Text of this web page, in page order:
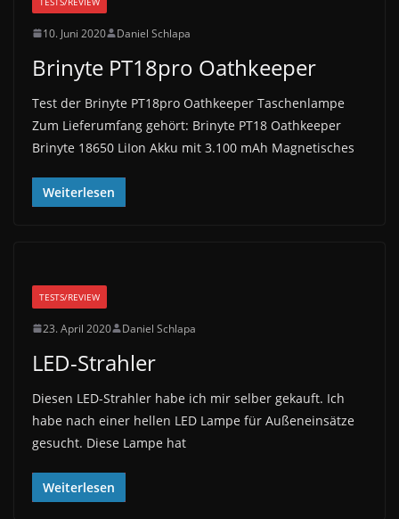
10. Juni 2020 Daniel Schlapa
Brinyte PT18pro Oathkeeper
Test der Brinyte PT18pro Oathkeeper Taschenlampe
Zum Lieferumfang gehört: Brinyte PT18 Oathkeeper
Brinyte 18650 LiIon Akku mit 3.100 mAh Magnetisches
Weiterlesen
TESTS/REVIEW
23. April 2020 Daniel Schlapa
LED-Strahler
Diesen LED-Strahler habe ich mir selber gekauft. Ich
habe nach einer hellen LED Lampe für Außeneinsätze
gesucht. Diese Lampe hat
Weiterlesen